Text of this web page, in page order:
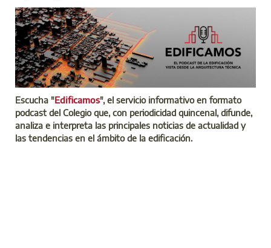
Escucha "Edificamos", el servicio informativo en formato
podcast del Colegio que, con periodicidad quincenal, difunde,
analiza e interpreta las principales noticias de actualidad y
las tendencias en el ámbito de la edificación.